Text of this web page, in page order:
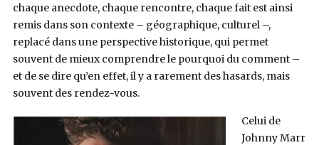
chaque anecdote, chaque rencontre, chaque fait est ainsi
remis dans son contexte – géographique, culturel –,
replacé dans une perspective historique, qui permet
souvent de mieux comprendre le pourquoi du comment –
et de se dire qu’en effet, il y a rarement des hasards, mais
souvent des rendez-vous.
Celui de
Johnny Marr